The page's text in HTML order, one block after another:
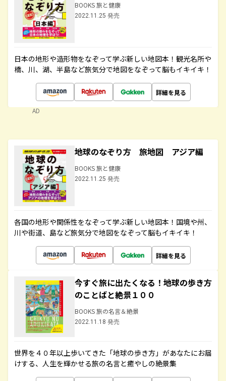
BOOKS 旅と健康
2022.11.25 発売
日本の地形や造形物をなぞって学ぶ新しい地図本！観光名所や
橋、川、湖、半島など旅気分で地図をなぞって脳もイキイキ！
詳細を見る
AD
地球のなぞり方 旅地図 アジア編
BOOKS 旅と健康
2022.11.25 発売
各国の地形や関係性をなぞって学ぶ新しい地図本！国境や州、
川や街道、島など旅気分で地図をなぞって脳もイキイキ！
詳細を見る
今すぐ旅に出たくなる！地球の歩き方
のことばと絶景１００
BOOKS 旅の名言＆絶景
2022.11.18 発売
世界を４０年以上歩いてきた「地球の歩き方」があなたにお届
けする、人生を輝かせる旅の名言と癒やしの絶景集